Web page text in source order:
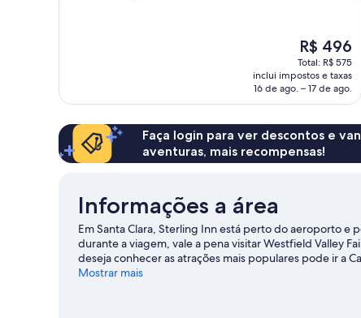
O
preço
é
de
R$ 496
R$ 496
Total: R$ 575
inclui impostos e taxas
16 de ago. – 17 de ago.
Faça login para ver descontos e
aventuras, mais recompensas!
Informações a área
Em Santa Clara, Sterling Inn está perto do aeroporto e
durante a viagem, vale a pena visitar Westfield Valley
deseja conhecer as atrações mais populares pode ir a
oferecem uma programação de eventos e jogos.
Mostrar mais